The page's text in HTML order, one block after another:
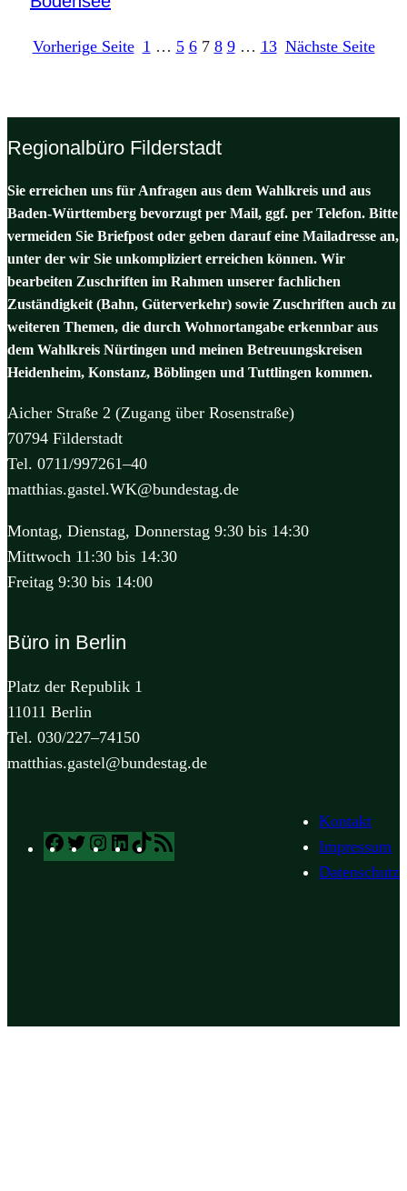
Vorherige Seite 1 … 5 6 7 8 9 … 13 Nächste Seite
Regionalbüro Filderstadt
Sie erreichen uns für Anfragen aus dem Wahlkreis und aus
Baden-Württemberg bevorzugt per Mail, ggf. per Telefon. Bitte
vermeiden Sie Briefpost oder geben darauf eine Mailadresse an,
unter der wir Sie unkompliziert erreichen können. Wir
bearbeiten Zuschriften im Rahmen unserer fachlichen
Zuständigkeit (Bahn, Güterverkehr) sowie Zuschriften auch zu
weiteren Themen, die durch Wohnortangabe erkennbar aus
dem Wahlkreis Nürtingen und meinen Betreuungskreisen
Heidenheim, Konstanz, Böblingen und Tuttlingen kommen.
Aicher Straße 2 (Zugang über Rosenstraße)
70794 Filderstadt
Tel. 0711/997261–40
matthias.gastel.WK@bundestag.de
Montag, Dienstag, Donnerstag 9:30 bis 14:30
Mittwoch 11:30 bis 14:30
Freitag 9:30 bis 14:00
Büro in Berlin
Platz der Republik 1
11011 Berlin
Tel. 030/227–74150
matthias.gastel@bundestag.de
Facebook
TwitterInstagram
LinkedIn
TikTok
Kontakt
Impressum
Datenschutz